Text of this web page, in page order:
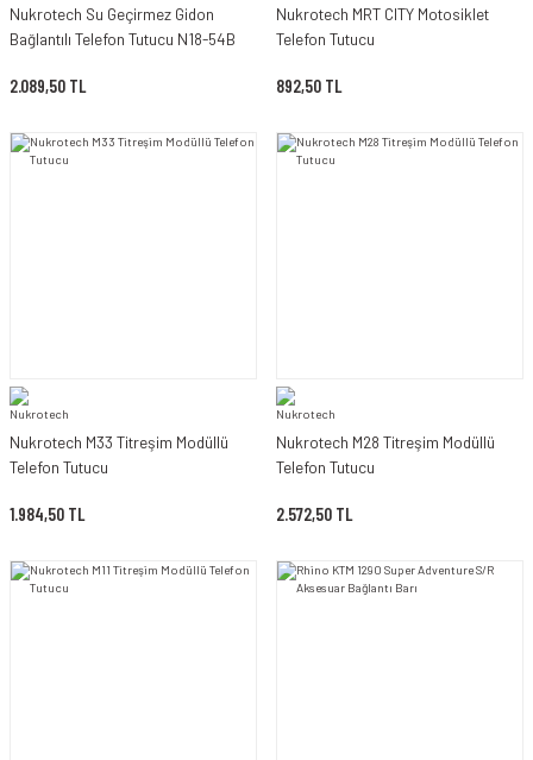
Nukrotech Su Geçirmez Gidon
Bağlantılı Telefon Tutucu N18-54B
2.089,50 TL
Nukrotech MRT CITY Motosiklet
Telefon Tutucu
892,50 TL
Nukrotech M33 Titreşim Modüllü
Telefon Tutucu
1.984,50 TL
Nukrotech M28 Titreşim Modüllü
Telefon Tutucu
2.572,50 TL